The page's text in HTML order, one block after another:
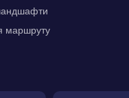
маршруту